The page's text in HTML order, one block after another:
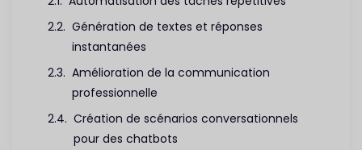
Génération de textes et réponses
instantanées
Amélioration de la communication
professionnelle
Création de scénarios conversationnels
pour des chatbots